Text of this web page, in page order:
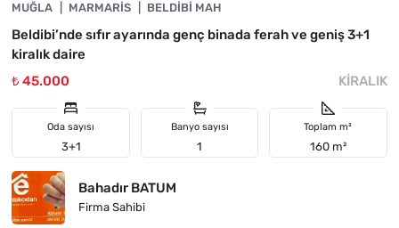
ÖNE ÇIKAN
MUĞLA MARMARIS BELDIBI MAH
Beldibi’nde sıfır ayarında genç binada ferah ve geniş 3+1
kiralık daire
₺ 45.000
KIRALIK
Oda sayısı
3+1
Banyo sayısı
1
Toplam m²
160 m²
Bahadır BATUM
Firma Sahibi